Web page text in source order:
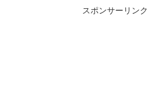
スポンサーリンク